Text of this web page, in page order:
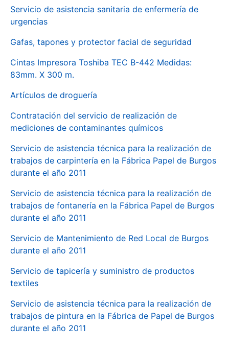
Servicio de asistencia sanitaria de enfermería de
urgencias
Gafas, tapones y protector facial de seguridad
Cintas Impresora Toshiba TEC B-442 Medidas:
83mm. X 300 m.
Artículos de droguería
Contratación del servicio de realización de
mediciones de contaminantes químicos
Servicio de asistencia técnica para la realización de
trabajos de carpintería en la Fábrica Papel de Burgos
durante el año 2011
Servicio de asistencia técnica para la realización de
trabajos de fontanería en la Fábrica Papel de Burgos
durante el año 2011
Servicio de Mantenimiento de Red Local de Burgos
durante el año 2011
Servicio de tapicería y suministro de productos
textiles
Servicio de asistencia técnica para la realización de
trabajos de pintura en la Fábrica de Papel de Burgos
durante el año 2011